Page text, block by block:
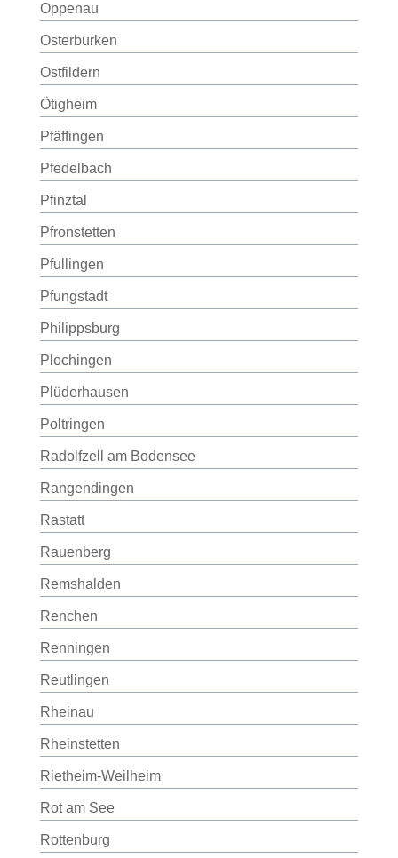
Oppenau
Osterburken
Ostfildern
Ötigheim
Pfäffingen
Pfedelbach
Pfinztal
Pfronstetten
Pfullingen
Pfungstadt
Philippsburg
Plochingen
Plüderhausen
Poltringen
Radolfzell am Bodensee
Rangendingen
Rastatt
Rauenberg
Remshalden
Renchen
Renningen
Reutlingen
Rheinau
Rheinstetten
Rietheim-Weilheim
Rot am See
Rottenburg